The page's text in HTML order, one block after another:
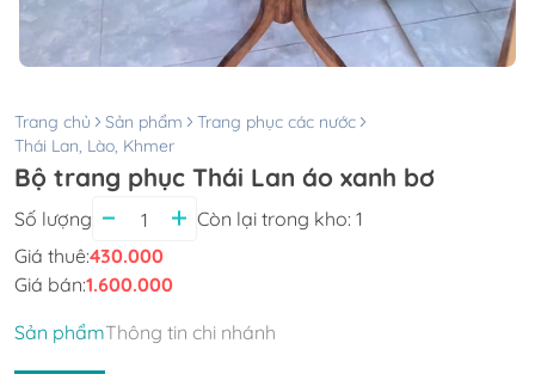
Trang chủ Sản phẩm
Trang phục các nước
Thái Lan, Lào, Khmer
Bộ trang phục Thái Lan áo xanh bơ
Số lượng Còn lại trong kho: 1
Giá thuê:430.000
Giá bán:1.600.000
Sản phẩmThông tin chi nhánh